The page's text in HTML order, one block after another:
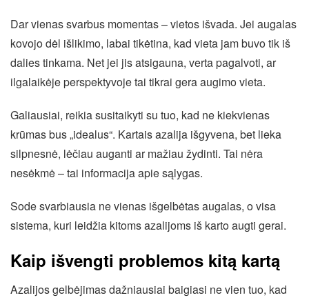
Dar vienas svarbus momentas – vietos išvada. Jei augalas
kovojo dėl išlikimo, labai tikėtina, kad vieta jam buvo tik iš
dalies tinkama. Net jei jis atsigauna, verta pagalvoti, ar
ilgalaikėje perspektyvoje tai tikrai gera augimo vieta.
Galiausiai, reikia susitaikyti su tuo, kad ne kiekvienas
krūmas bus „idealus“. Kartais azalija išgyvena, bet lieka
silpnesnė, lėčiau auganti ar mažiau žydinti. Tai nėra
nesėkmė – tai informacija apie sąlygas.
Sode svarbiausia ne vienas išgelbėtas augalas, o visa
sistema, kuri leidžia kitoms azalijoms iš karto augti gerai.
Kaip išvengti problemos kitą kartą
Azalijos gelbėjimas dažniausiai baigiasi ne vien tuo, kad